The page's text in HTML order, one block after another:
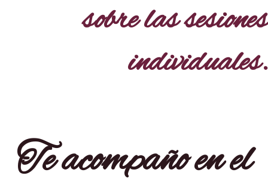
sobre las sesiones
individuales.
Te acompaño en el